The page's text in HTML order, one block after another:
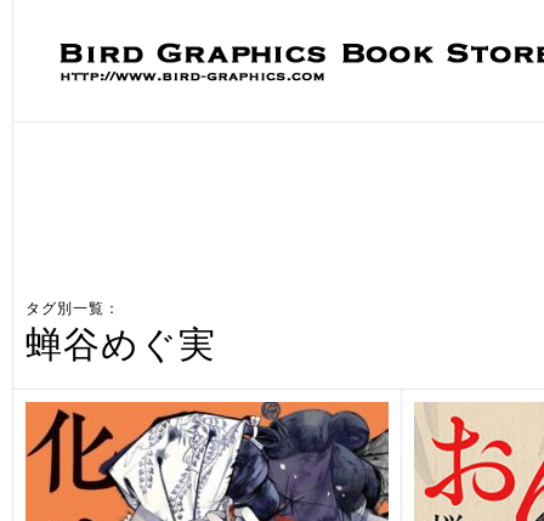
タグ別一覧：
蝉谷めぐ実